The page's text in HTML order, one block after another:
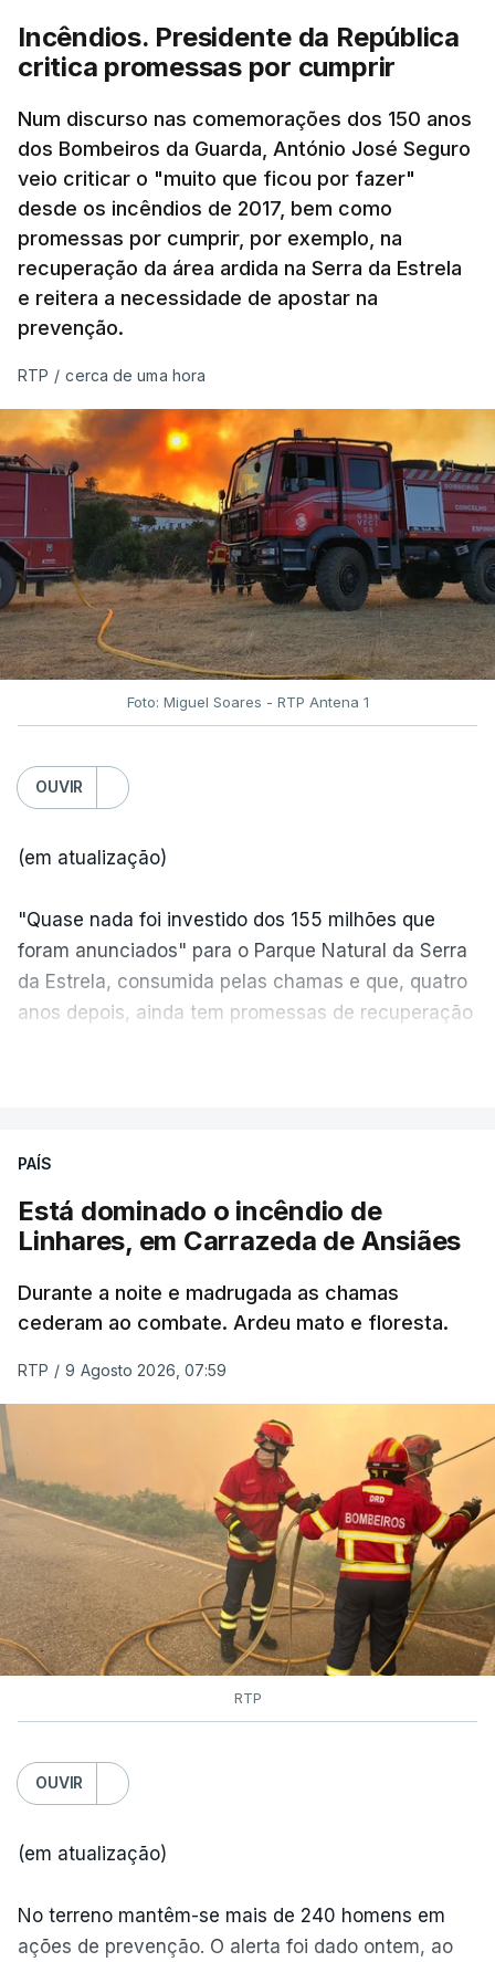
Incêndios. Presidente da República
critica promessas por cumprir
Num discurso nas comemorações dos 150 anos
dos Bombeiros da Guarda, António José Seguro
veio criticar o "muito que ficou por fazer"
desde os incêndios de 2017, bem como
promessas por cumprir, por exemplo, na
recuperação da área ardida na Serra da Estrela
e reitera a necessidade de apostar na
prevenção.
RTP / cerca de uma hora
Foto: Miguel Soares - RTP Antena 1
OUVIR
(em atualização)
"Quase nada foi investido dos 155 milhões que
foram anunciados" para o Parque Natural da Serra
da Estrela, consumida pelas chamas e que, quatro
anos depois, ainda tem promessas de recuperação
ESTE CONTEÚDO ESTÁ NESTE
PAÍS
Está dominado o incêndio de
Linhares, em Carrazeda de Ansiães
Durante a noite e madrugada as chamas
cederam ao combate. Ardeu mato e floresta.
RTP / 9 Agosto 2026, 07:59
RTP
OUVIR
(em atualização)
No terreno mantêm-se mais de 240 homens em
ações de prevenção. O alerta foi dado ontem, ao